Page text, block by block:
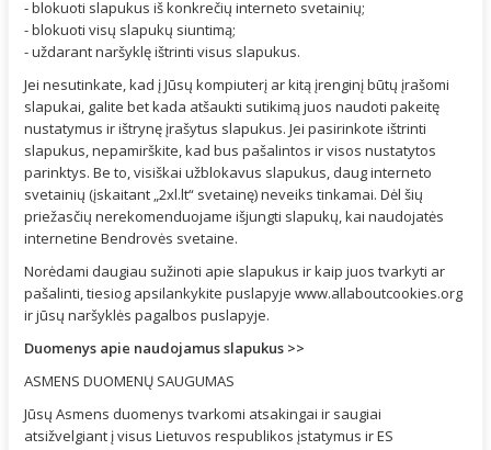
- blokuoti slapukus iš konkrečių interneto svetainių;
- blokuoti visų slapukų siuntimą;
- uždarant naršyklę ištrinti visus slapukus.
Jei nesutinkate, kad į Jūsų kompiuterį ar kitą įrenginį būtų įrašomi
slapukai, galite bet kada atšaukti sutikimą juos naudoti pakeitę
nustatymus ir ištrynę įrašytus slapukus. Jei pasirinkote ištrinti
slapukus, nepamirškite, kad bus pašalintos ir visos nustatytos
parinktys. Be to, visiškai užblokavus slapukus, daug interneto
svetainių (įskaitant „2xl.lt“ svetainę) neveiks tinkamai. Dėl šių
priežasčių nerekomenduojame išjungti slapukų, kai naudojatės
internetine Bendrovės svetaine.
Norėdami daugiau sužinoti apie slapukus ir kaip juos tvarkyti ar
pašalinti, tiesiog apsilankykite puslapyje www.allaboutcookies.org
ir jūsų naršyklės pagalbos puslapyje.
Duomenys apie naudojamus slapukus >>
ASMENS DUOMENŲ SAUGUMAS
Jūsų Asmens duomenys tvarkomi atsakingai ir saugiai
atsižvelgiant į visus Lietuvos respublikos įstatymus ir ES